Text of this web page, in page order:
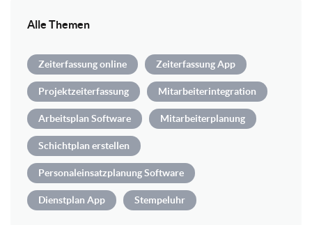
Alle Themen
Zeiterfassung online Zeiterfassung App
Projektzeiterfassung Mitarbeiterintegration
Arbeitsplan Software Mitarbeiterplanung
Schichtplan erstellen
Personaleinsatzplanung Software
Dienstplan App Stempeluhr